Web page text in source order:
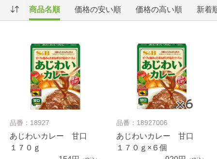
商品名順 価格の安い順 価格の高い順 新着
品番：18927
あじわいカレー 甘口
１７０ｇ
品番：18927006
あじわいカレー 甘口
１７０ｇ×６個